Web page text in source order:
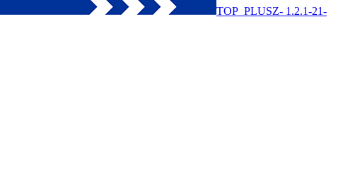
TOP_PLUSZ- 1.2.1-21-